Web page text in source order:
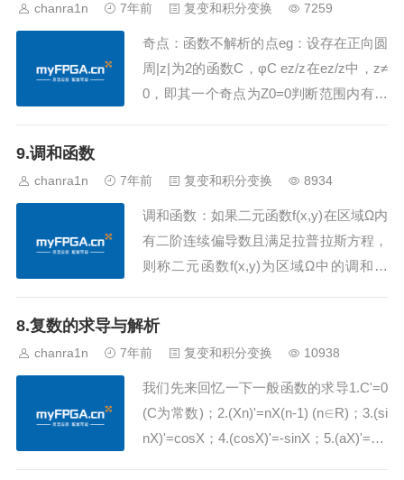
（4）性...
chanra1n 7年前 复变和积分变换 7259
奇点：函数不解析的点eg：设存在正向圆
周|z|为2的函数C，φC ez/z在ez/z中，z≠
0，即其一个奇点为Z0=0判断范围内有几
9.调和函数
chanra1n 7年前 复变和积分变换 8934
调和函数：如果二元函数f(x,y)在区域Ω内
有二阶连续偏导数且满足拉普拉斯方程，
则称二元函数f(x,y)为区域Ω中的调和函
x不能取0lnx ->x需要大...
8.复数的求导与解析
chanra1n 7年前 复变和积分变换 10938
我们先来回忆一下一般函数的求导1.C'=0
(C为常数)；2.(Xn)'=nX(n-1) (n∈R)；3.(si
nX)'=cosX；4.(cosX)'=-sinX；5.(aX)'=aX